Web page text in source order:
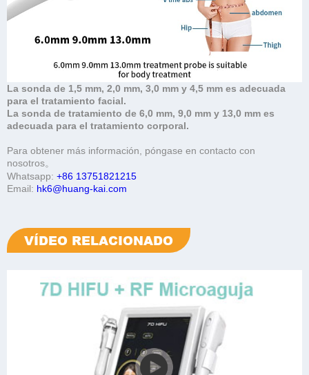
La sonda de 1,5 mm, 2,0 mm, 3,0 mm y 4,5 mm es adecuada
para el tratamiento facial.
La sonda de tratamiento de 6,0 mm, 9,0 mm y 13,0 mm es
adecuada para el tratamiento corporal.
Para obtener más información, póngase en contacto con
nosotros。
Whatsapp: +86 13751821215
Email: hk6@huang-kai.com
VÍDEO RELACIONADO